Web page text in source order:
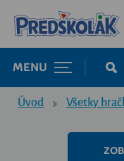
MENU
Úvod Všetky